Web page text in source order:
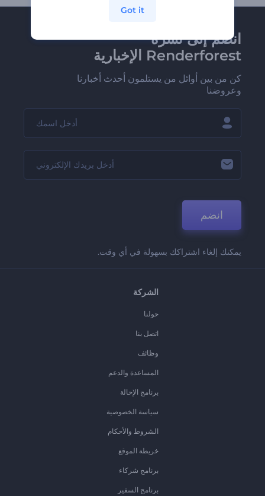
انضم إلى نشرة
Renderforest الإخبارية
كن من بين أوائل من يستلمون أحدث أخبارنا
وعروضنا
انضم
يمكنك إلغاء اشتراكك بسهولة في أي وقت.
الشركة
حولنا
اتصل بنا
وظائف
المساعدة والدعم
برنامج الإحالة
سياسة الخصوصية
الشروط والأحكام
خريطة الموقع
برنامج شركاء
برنامج السفير
Got it